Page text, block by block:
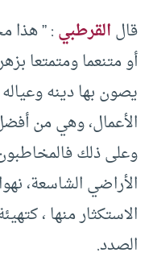
قالالقرطبي: ” هذا
أو متنعما ومتمتعا
يصون بها دينه
الأعمال، وهي من
وعلى ذلك
الأراضي الشاسعة،
الاستكثار منها ،
الصدد.